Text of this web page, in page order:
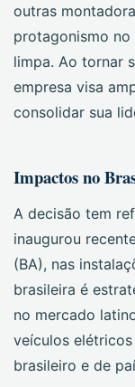
outras
protagonismo
limpa. Ao tornar
empresa visa
consolidar sua
Impactos no
A decisão tem
inaugurou
(BA), nas
brasileira é
no mercado
veículos
brasileiro e de